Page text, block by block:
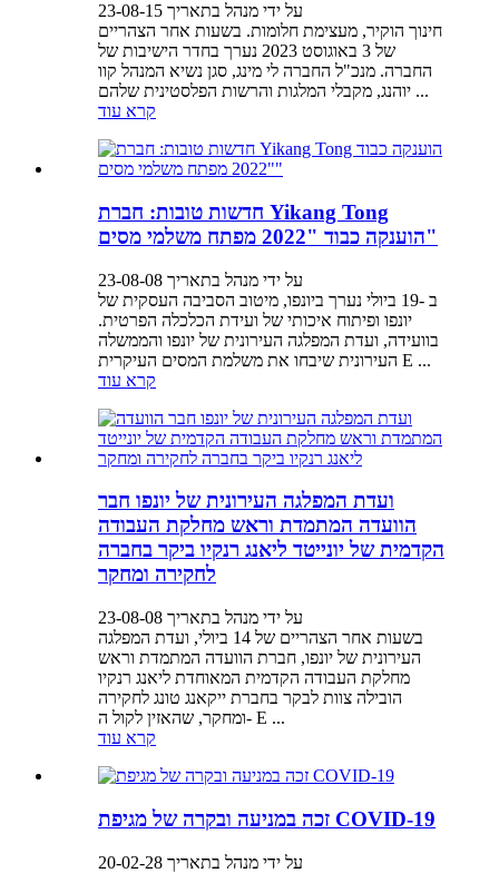
על ידי מנהל בתאריך 23-08-15
חינוך הוקיר, מעצימת חלומות. בשעות אחר הצהריים
של 3 באוגוסט 2023 נערך בחדר הישיבות של
החברה. מנכ"ל החברה לי מינג, סגן נשיא המנהל קוו
יוהנג, מקבלי המלגות והרשות הפלסטינית שלהם ...
קרא עוד
חדשות טובות: חברת Yikang Tong
הוענקה כבוד "2022 מפתח משלמי מסים"
על ידי מנהל בתאריך 23-08-08
ב -19 ביולי נערך ביונפו, מיטוב הסביבה העסקית של
יונפו ופיתוח איכותי של ועידת הכלכלה הפרטית.
בוועידה, ועדת המפלגה העירונית של יונפו והממשלה
העירונית שיבחו את משלמת המסים העיקרית E ...
קרא עוד
ועדת המפלגה העירונית של יונפו חבר
הוועדה המתמדת וראש מחלקת העבודה
הקדמית של יונייטד ליאנג רנקיו ביקר בחברה
לחקירה ומחקר
על ידי מנהל בתאריך 23-08-08
בשעות אחר הצהריים של 14 ביולי, ועדת המפלגה
העירונית של יונפו, חברת הוועדה המתמדת וראש
מחלקת העבודה הקדמית המאוחדת ליאנג רנקיו
הובילה צוות לבקר בחברת ייקאנג טונג לחקירה
ומחקר, שהאזין לקול ה- E ...
קרא עוד
זכה במניעה ובקרה של מגיפת COVID-19
על ידי מנהל בתאריך 20-02-28